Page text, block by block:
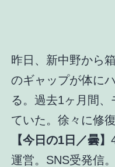
昨日、新中野から
のギャップが体に
る。過去1ヶ月間
ていた。徐々に修復
【今日の1日／曇】
運営。SNS受発信